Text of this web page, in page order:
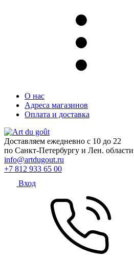
О нас
Адреса магазинов
Оплата и доставка
Доставляем ежедневно с 10 до 22
по Санкт-Петербургу и Лен. области
info@artdugout.ru
+7 812 933 65 00
Вход